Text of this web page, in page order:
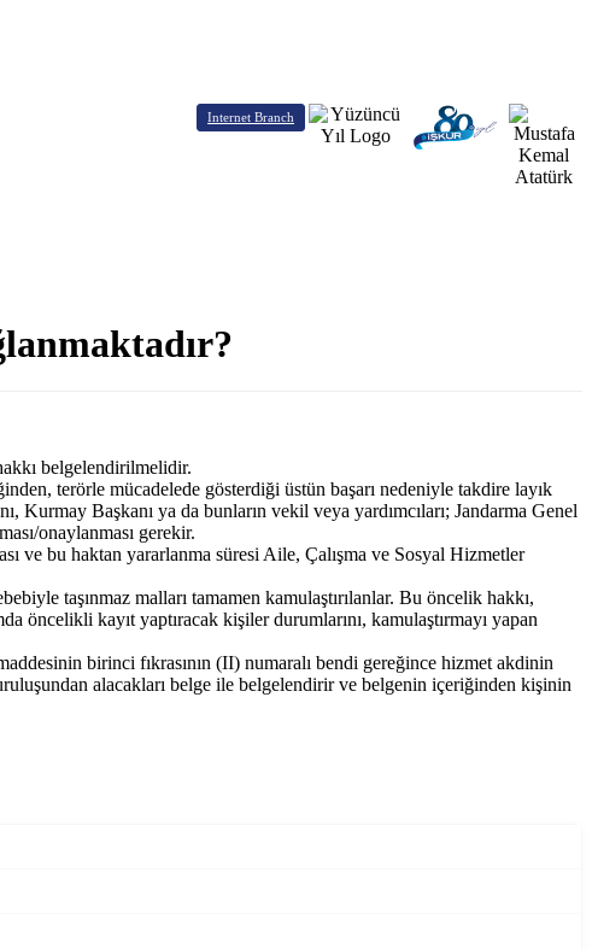
Internet Branch
belgelendirilmelidir.
terörle mücadelede gösterdiği üstün başarı nedeniyle takdire layık
Başkanı ya da bunların vekil veya yardımcıları; Jandarma Genel
onaylanması gerekir.
ve bu haktan yararlanma süresi Aile, Çalışma ve Sosyal Hizmetler
taşınmaz malları tamamen kamulaştırılanlar. Bu öncelik hakkı,
öncelikli kayıt yaptıracak kişiler durumlarını, kamulaştırmayı yapan
birinci fıkrasının (II) numaralı bendi gereğince hizmet akdinin
alacakları belge ile belgelendirir ve belgenin içeriğinden kişinin